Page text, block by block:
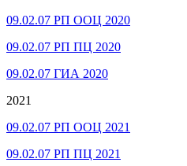
09.02.07 РП ООЦ 2020
09.02.07 РП ПЦ 2020
09.02.07 ГИА 2020
2021
09.02.07 РП ООЦ 2021
09.02.07 РП ПЦ 2021